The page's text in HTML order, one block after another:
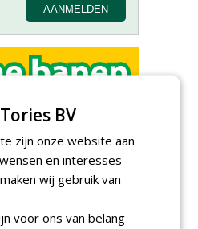
bij DSV zaden
B.V.
2026, Ven Zelderheide
Voorman
BUCH
BV
zijn onze website aan
en interesses
wij gebruik van
voor ons van belang